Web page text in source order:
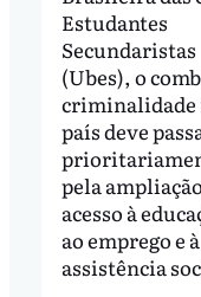
Estudantes
Secundaristas
(Ubes), o
criminalidade
país deve
pela
acesso à
ao emprego e à
assistência